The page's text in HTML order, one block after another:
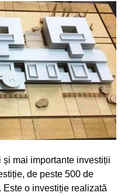
și mai importante investiții
de peste 500 de
o investiție realizată